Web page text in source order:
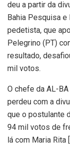
deu a partir da
Bahia Pesquisa
pedetista, que
Pelegrino (PT)
resultado,
mil votos.
O chefe da AL-
perdeu com a
que o postulante
94 mil votos de
lá com Maria Rita